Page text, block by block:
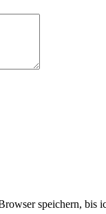
speichern, bis